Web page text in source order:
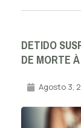
DETIDO
DE MORTE
Agosto 3,